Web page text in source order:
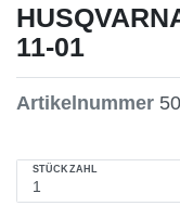
11-01
Artikelnummer
STÜCKZAHL